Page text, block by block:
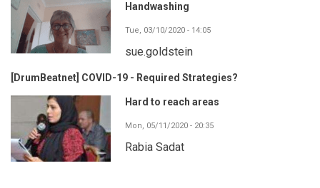
Handwashing
Tue, 03/10/2020 - 14:05
sue.goldstein
[DrumBeatnet] COVID-19 - Required Strategies?
Hard to reach areas
Mon, 05/11/2020 - 20:35
Rabia Sadat